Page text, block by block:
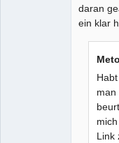
daran
ein klar
man
Link